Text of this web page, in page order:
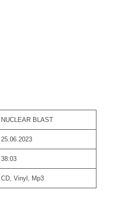
NUCLEAR BLAST
25.06.2023
38:03
CD, Vinyl, Mp3